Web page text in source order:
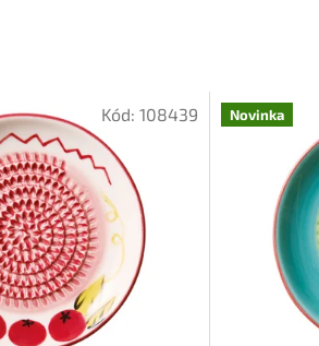
Kód:108439 Novinka